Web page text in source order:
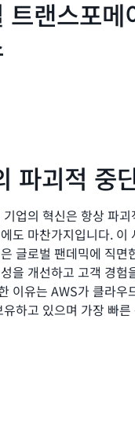
트랜스포
파괴적 중
업의 혁신은 항상 파
도 마찬가지입니다. 이
글로벌 팬데믹에 직면
을 개선하고 고객 경
이유는 AWS가 클라우
하고 있으며 가장 빠